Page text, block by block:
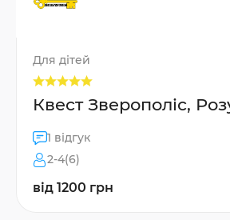
Для дітей
Квест Зверополіс,
1 відгук
2-4(6)
від 1200 грн